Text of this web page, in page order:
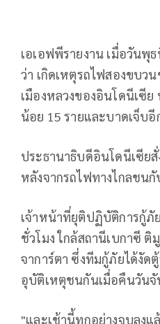
เอเอฟพีรายงาน เมื่อวันพุ
ว่า เกิดเหตุรถไฟสองขบว
เมืองหลวงของอินโดนีเซีย
น้อย 15 รายและบาดเจ็บ
ประธานาธิบดีอินโดนีเซีย
หลังจากรถไฟทางไกลชน
เจ้าหน้าที่ยุติปฏิบัติการกู้ภั
ชั่วโมง ใกล้สถานีเบกาซี ติ
จาการ์ตา ซึ่งทีมกู้ภัยได้งัด
อุบัติเหตุชนกันเมื่อคืนวันจั
"และเช้านี้ทุกอย่างจบลง